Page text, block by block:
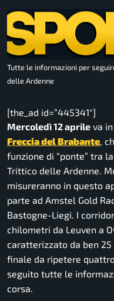
Tutte le informazioni per
delle Ardenne
[the_ad id=”445341″]
Mercoledì 12 aprile va
Freccia del Brabante ,
funzione di “ponte” tra
Trittico delle Ardenne.
misureranno in questo
parte ad Amstel Gold
Bastogne-Liegi. I
chilometri da Leuven a
caratterizzato da ben
finale da ripetere
seguito tutte le
corsa.